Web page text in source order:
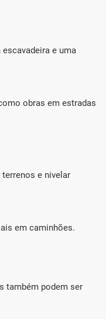
e uma
obras em estradas
e nivelar
em caminhões.
também podem ser